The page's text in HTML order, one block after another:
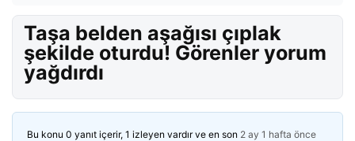
Taşa belden aşağısı çıplak
şekilde oturdu! Görenler yorum
yağdırdı
Bu konu 0 yanıt içerir, 1 izleyen vardır ve en son 2 ay 1 hafta önce